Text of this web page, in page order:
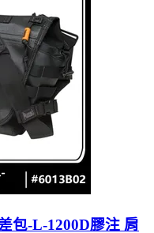
包-L-1200D膠注 肩